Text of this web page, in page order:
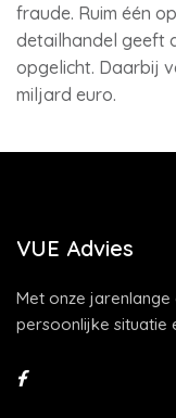
fraude. Ruim één
detailhandel geeft
opgelicht. Daarbij
miljard euro.
VUE Advies
Met onze
persoonlijke situatie